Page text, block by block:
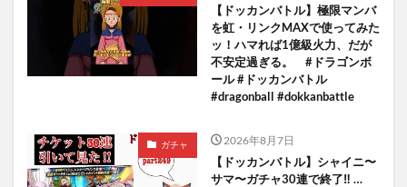
【ドッカンバトル】極限マンバ
を虹・リンクMAXで使ってみた
ッ！ハマれば1億級火力、だが
不安定過ぎる。 #ドラゴンボ
ール #ドッカンバトル
#dragonball #dokkanbattle
ガチャ 2026年8月7日
【ドッカンバトル】シャイニ〜
サマ〜ガチャ30連で終了‼︎ …